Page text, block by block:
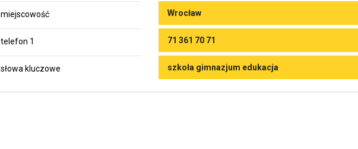
miejscowość Wrocław
telefon 1 71 361 70 71
słowa kluczowe szkoła gimnazjum edukacja